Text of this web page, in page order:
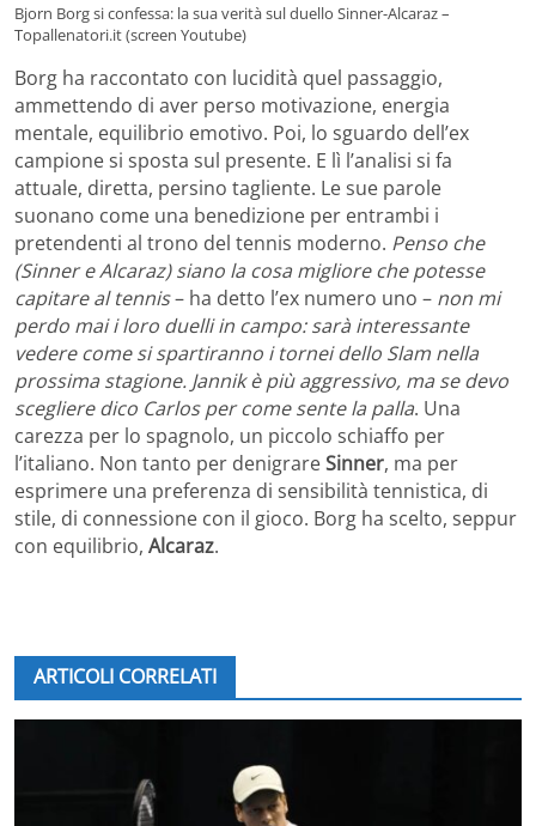
Bjorn Borg si confessa: la sua verità sul duello Sinner-Alcaraz –
Topallenatori.it (screen Youtube)
Borg ha raccontato con lucidità quel passaggio,
ammettendo di aver perso motivazione, energia
mentale, equilibrio emotivo. Poi, lo sguardo dell’ex
campione si sposta sul presente. E lì l’analisi si fa
attuale, diretta, persino tagliente. Le sue parole
suonano come una benedizione per entrambi i
pretendenti al trono del tennis moderno. Penso che
(Sinner e Alcaraz) siano la cosa migliore che potesse
capitare al tennis– ha detto l’ex numero uno – non mi
perdo mai i loro duelli in campo: sarà interessante
vedere come si spartiranno i tornei dello Slam nella
prossima stagione. Jannik è più aggressivo, ma se devo
scegliere dico Carlos per come sente la palla. Una
carezza per lo spagnolo, un piccolo schiaffo per
l’italiano. Non tanto per denigrareSinner, ma per
esprimere una preferenza di sensibilità tennistica, di
stile, di connessione con il gioco. Borg ha scelto, seppur
con equilibrio, Alcaraz.
ARTICOLI CORRELATI